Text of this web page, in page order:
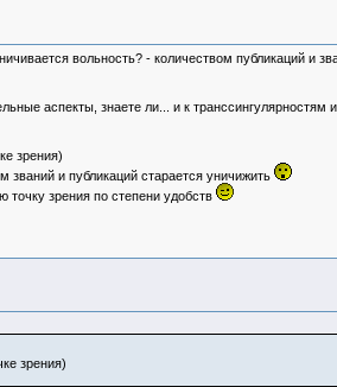
вольность? - количеством публикаций
аспекты, знаете ли... и к
зрения)
званий и публикаций старается уничижить
зрения по степени удобств
зрения)